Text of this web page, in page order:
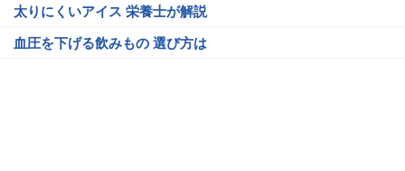
太りにくいアイス 栄養士が解説
血圧を下げる飲みもの 選び方は